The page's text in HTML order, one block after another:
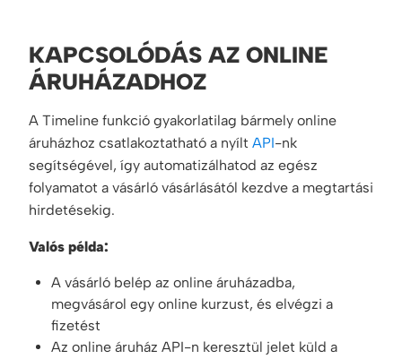
KAPCSOLÓDÁS AZ ONLINE
ÁRUHÁZADHOZ
A Timeline funkció gyakorlatilag bármely online
áruházhoz csatlakoztatható a nyílt API-nk
segítségével, így automatizálhatod az egész
folyamatot a vásárló vásárlásától kezdve a megtartási
hirdetésekig.
Valós példa:
A vásárló belép az online áruházadba,
megvásárol egy online kurzust, és elvégzi a
fizetést
Az online áruház API-n keresztül jelet küld a